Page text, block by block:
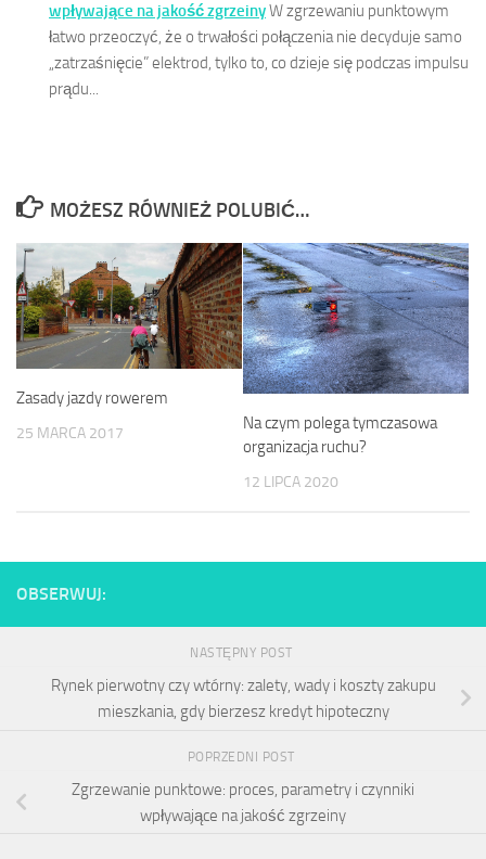
wpływające na jakość zgrzeinyW zgrzewaniu punktowym
łatwo przeoczyć, że o trwałości połączenia nie decyduje samo
„zatrzaśnięcie” elektrod, tylko to, co dzieje się podczas impulsu
prądu...
MOŻESZ RÓWNIEŻ POLUBIĆ…
Zasady jazdy rowerem
25 MARCA 2017
Na czym polega tymczasowa
organizacja ruchu?
12 LIPCA 2020
OBSERWUJ:
NASTĘPNY POST
Rynek pierwotny czy wtórny: zalety, wady i koszty zakupu
mieszkania, gdy bierzesz kredyt hipoteczny
POPRZEDNI POST
Zgrzewanie punktowe: proces, parametry i czynniki
wpływające na jakość zgrzeiny